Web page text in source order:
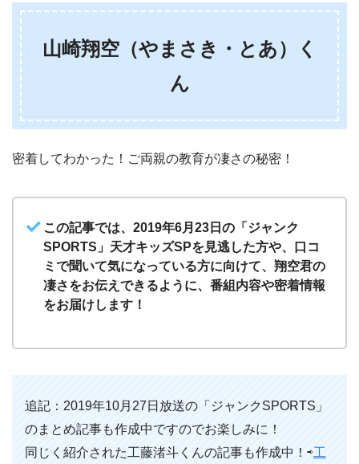
山崎翔空（やまさき・とあ）く
ん
密着してわかった！ご両親の教育が凄さの秘密！
この記事では、2019年6月23日の「ジャンク
SPORTS」天才キッズSPを見逃した方や、口コ
ミで聞いて気になっている方に向けて、翔空君の
凄さをお伝えできるように、番組内容や密着情報
をお届けします！
追記：2019年10月27日放送の「ジャンクSPORTS」
のまとめ記事も作成中ですのでお楽しみに！
同じく紹介された工藤渚斗くんの記事も作成中！⇨工